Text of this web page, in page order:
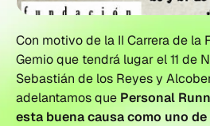
Con motivo de la II Carrera de la
Gemio que tendrá lugar el 11 de
Sebastián de los Reyes y
adelantamos que Personal
esta buena causa como uno